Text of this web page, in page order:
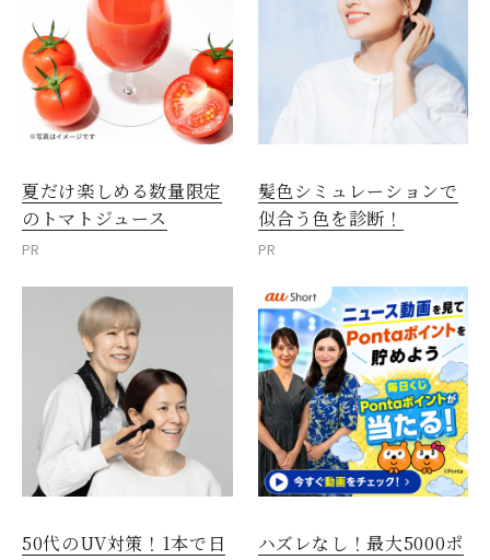
夏だけ楽しめる数量限定
のトマトジュース
PR
髪色シミュレーションで
似合う色を診断！
PR
50代のUV対策！1本で日
ハズレなし！最大5000ポ